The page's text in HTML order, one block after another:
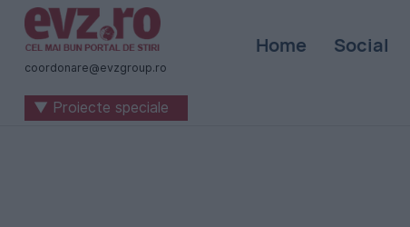
Știri
naționale
internaționale
coordonare@evzgroup.ro
Home Social
▼ Proiecte speciale